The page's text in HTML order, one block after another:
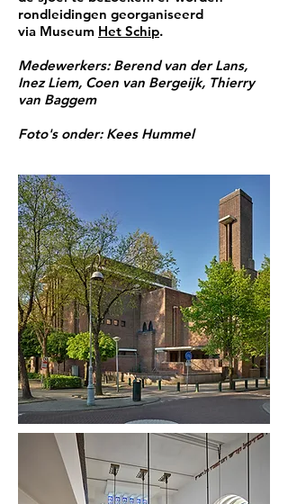
rondleidingen georganiseerd
via Museum Het Schip.
Medewerkers: Berend van der Lans,
Inez Liem, Coen van Bergeijk, Thierry
van Baggem
Foto's onder: Kees Hummel